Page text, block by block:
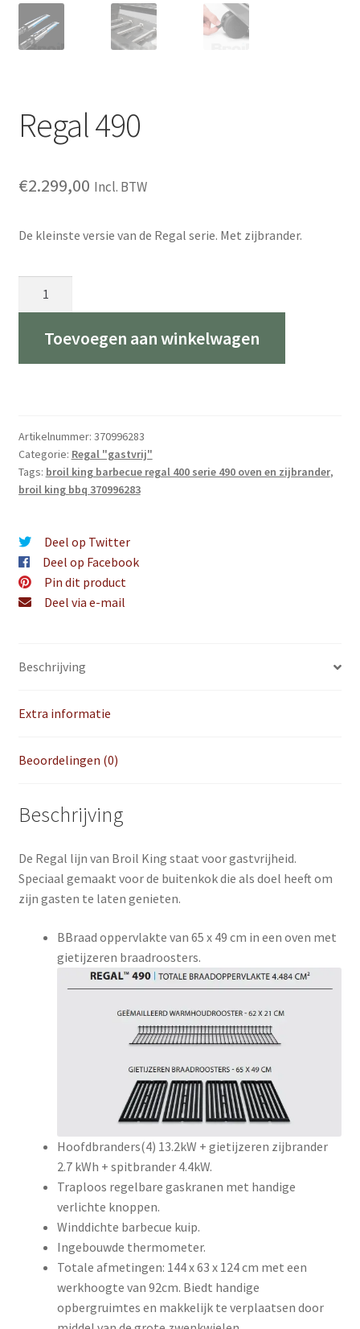
Regal 490
€2.299,00 Incl. BTW
De kleinste versie van de Regal serie. Met zijbrander.
Toevoegen aan winkelwagen
Artikelnummer: 370996283
Categorie: Regal "gastvrij"
Tags: broil king barbecue regal 400 serie 490 oven en zijbrander,
broil king bbq 370996283
Deel op Twitter
Deel op Facebook
Pin dit product
Deel via e-mail
Beschrijving
Extra informatie
Beoordelingen (0)
Beschrijving
De Regal lijn van Broil King staat voor gastvrijheid.
Speciaal gemaakt voor de buitenkok die als doel heeft om
zijn gasten te laten genieten.
BBraad oppervlakte van 65 x 49 cm in een oven met
gietijzeren braadroosters.
Hoofdbranders(4) 13.2kW + gietijzeren zijbrander
2.7 kWh + spitbrander 4.4kW.
Traploos regelbare gaskranen met handige
verlichte knoppen.
Winddichte barbecue kuip.
Ingebouwde thermometer.
Totale afmetingen: 144 x 63 x 124 cm met een
werkhoogte van 92cm. Biedt handige
opbergruimtes en makkelijk te verplaatsen door